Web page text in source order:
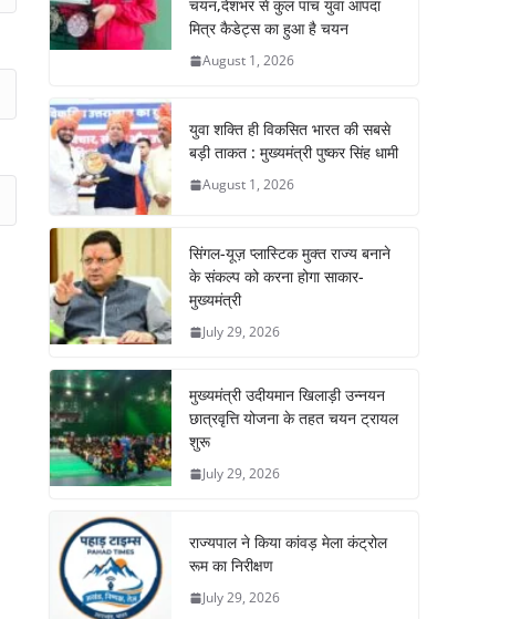
k
चयन,देशभर से कुल पांच युवा आपदा
मित्र कैडेट्स का हुआ है चयन
August 1, 2026
युवा शक्ति ही विकसित भारत की सबसे
बड़ी ताकत : मुख्यमंत्री पुष्कर सिंह धामी
August 1, 2026
सिंगल-यूज़ प्लास्टिक मुक्त राज्य बनाने
के संकल्प को करना होगा साकार-
मुख्यमंत्री
July 29, 2026
मुख्यमंत्री उदीयमान खिलाड़ी उन्नयन
छात्रवृत्ति योजना के तहत चयन ट्रायल
शुरू
July 29, 2026
राज्यपाल ने किया कांवड़ मेला कंट्रोल
रूम का निरीक्षण
July 29, 2026